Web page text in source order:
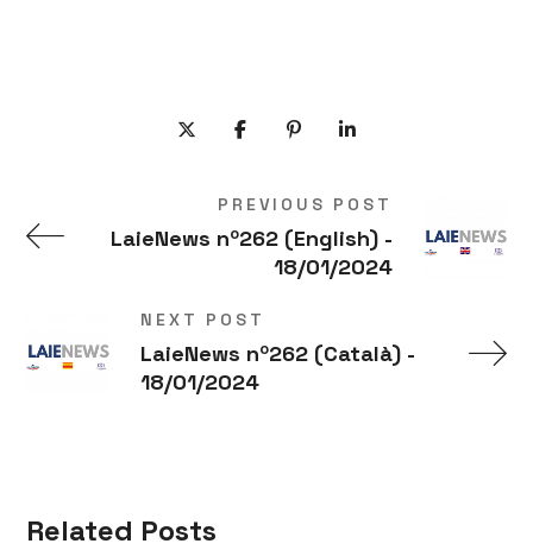
PREVIOUS POST
LaieNews nº262 (English) -
18/01/2024
NEXT POST
LaieNews nº262 (Català) -
18/01/2024
Related Posts